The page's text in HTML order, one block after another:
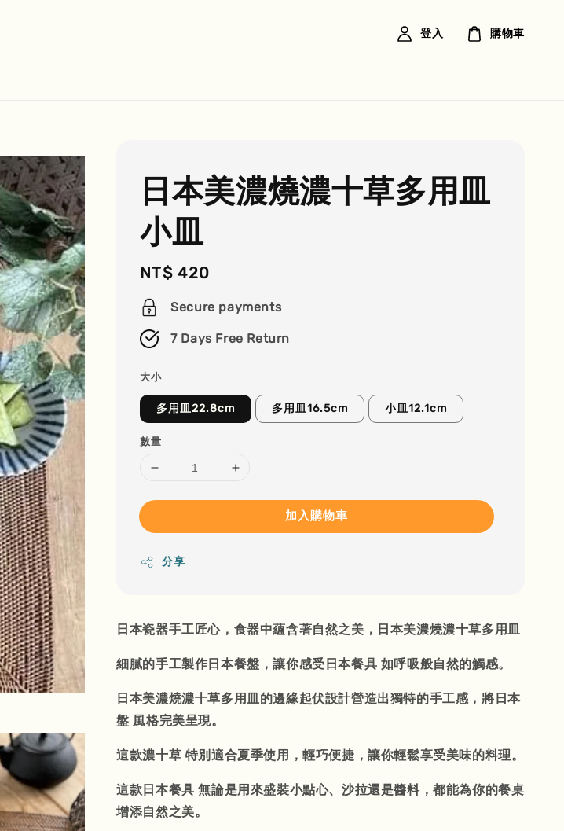
登入 購物車
日本美濃燒濃十草多用皿
小皿
Regular
price
NT$ 420
Secure payments
7 Days Free Return
大小
多用皿22.8cm 多用皿16.5cm 小皿12.1cm
數量
加入購物車
分享
日本瓷器手工匠心，食器中蘊含著自然之美，日本美濃燒濃十草多用皿
細膩的手工製作日本餐盤，讓你感受日本餐具 如呼吸般自然的觸感。
日本美濃燒濃十草多用皿的邊緣起伏設計營造出獨特的手工感，將日本
盤 風格完美呈現。
這款濃十草 特別適合夏季使用，輕巧便捷，讓你輕鬆享受美味的料理。
這款日本餐具 無論是用來盛裝小點心、沙拉還是醬料，都能為你的餐桌
增添自然之美。